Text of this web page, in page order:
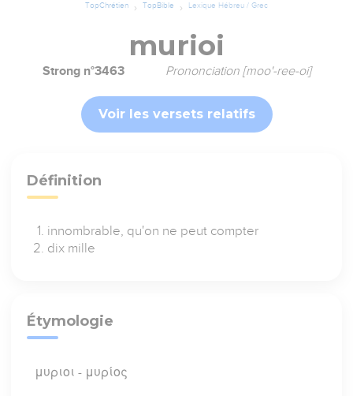
TopChrétien TopBible Lexique Hébreu / Grec
murioi
Strong n°3463 Prononciation [moo'-ree-oi]
Voir les versets relatifs
Définition
innombrable, qu'on ne peut compter
dix mille
Étymologie
μυριοι - μυρίος